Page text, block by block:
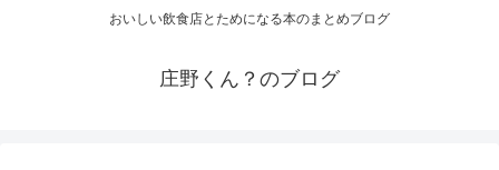
おいしい飲食店とためになる本のまとめブログ
庄野くん？のブログ